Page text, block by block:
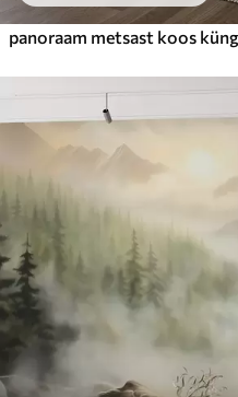
panoraam metsast koos